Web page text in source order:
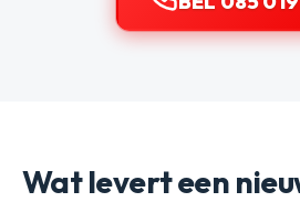
Wat levert een